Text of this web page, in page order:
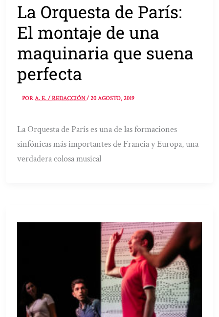
La Orquesta de París:
El montaje de una
maquinaria que suena
perfecta
PORA. E. / REDACCIÓN/20 AGOSTO, 2019
La Orquesta de París es una de las formaciones
sinfónicas más importantes de Francia y Europa, una
verdadera colosa musical